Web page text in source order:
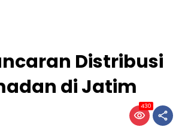
Distribusi
di Jatim
430